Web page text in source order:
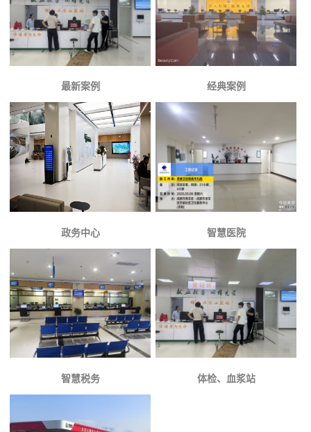
最新案例 经典案例
政务中心 智慧医院
智慧税务 体检、血浆站